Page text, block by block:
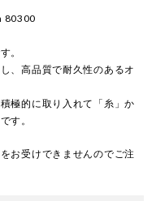
80300
。
、高品質で耐久性のあるオ
極的に取り入れて「糸」か
す。
お受けできませんのでご注